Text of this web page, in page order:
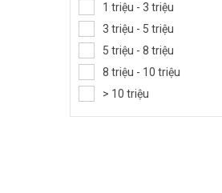
1 triệu - 3 triệu
3 triệu - 5 triệu
5 triệu - 8 triệu
8 triệu - 10 triệu
> 10 triệu